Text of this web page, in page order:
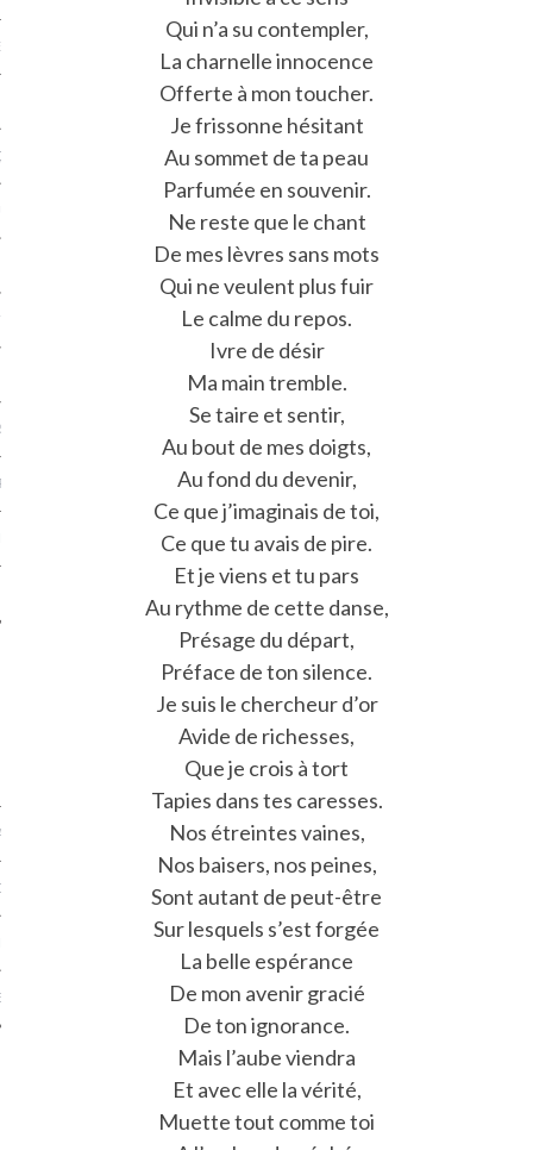
EN VOD
CARAVELLE
PODCAST
Qui n’a su contempler,
La charnelle innocence
Offerte à mon toucher.
Je frissonne hésitant
Au sommet de ta peau
Parfumée en souvenir.
Ne reste que le chant
De mes lèvres sans mots
Qui ne veulent plus fuir
Le calme du repos.
Ivre de désir
Ma main tremble.
Se taire et sentir,
Au bout de mes doigts,
Au fond du devenir,
Ce que j’imaginais de toi,
Ce que tu avais de pire.
Et je viens et tu pars
Au rythme de cette danse,
Présage du départ,
Préface de ton silence.
Je suis le chercheur d’or
Avide de richesses,
Que je crois à tort
Tapies dans tes caresses.
Nos étreintes vaines,
Nos baisers, nos peines,
Sont autant de peut-être
Sur lesquels s’est forgée
La belle espérance
De mon avenir gracié
De ton ignorance.
Mais l’aube viendra
Et avec elle la vérité,
Muette tout comme toi